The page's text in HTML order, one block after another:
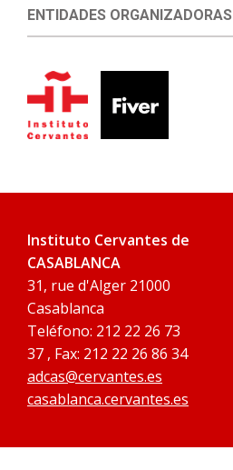
ENTIDADES ORGANIZADORAS
Instituto Cervantes de
CASABLANCA
31, rue d'Alger 21000
Casablanca
Teléfono: 212 22 26 73
37 , Fax: 212 22 26 86 34
adcas@cervantes.es
casablanca.cervantes.es